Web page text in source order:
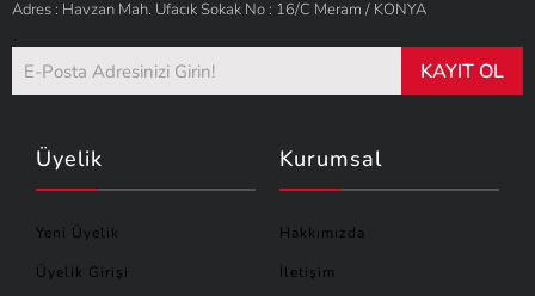
Adres : Havzan Mah. Ufacık Sokak No : 16/C Meram / KONYA
KAYIT OL
Üyelik
Yeni Üyelik
Üyelik Girişi
Kurumsal
Hakkımızda
İletişim